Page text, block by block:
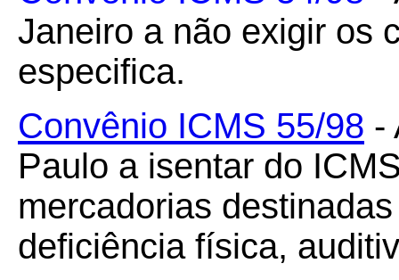
Janeiro a não exigir os
especifica.
Convênio ICMS 55/98 -
Paulo a isentar do
mercadorias
deficiência física,